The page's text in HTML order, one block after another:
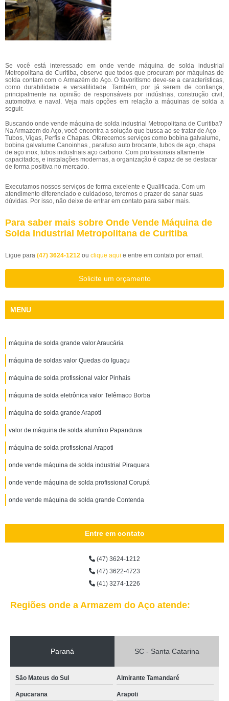
Se você está interessado em onde vende máquina de solda industrial
Metropolitana de Curitiba, observe que todos que procuram por máquinas de
solda contam com o Armazém do Aço. O favoritismo deve-se a características,
como durabilidade e versatilidade. Também, por já serem de confiança,
principalmente na opinião de responsáveis por indústrias, construção civil,
automotiva e naval. Veja mais opções em relação a máquinas de solda a
seguir.
Buscando onde vende máquina de solda industrial Metropolitana de Curitiba?
Na Armazem do Aço, você encontra a solução que busca ao se tratar de Aço -
Tubos, Vigas, Perfis e Chapas. Oferecemos serviços como bobina galvalume,
bobina galvalume Canoinhas , parafuso auto brocante, tubos de aço, chapa
de aço inox, tubos industriais aço carbono. Com profissionais altamente
capacitados, e instalações modernas, a organização é capaz de se destacar
de forma positiva no mercado.
Executamos nossos serviços de forma excelente e Qualificada. Com um
atendimento diferenciado e cuidadoso, teremos o prazer de sanar suas
dúvidas. Por isso, não deixe de entrar em contato para saber mais.
Para saber mais sobre Onde Vende Máquina de
Solda Industrial Metropolitana de Curitiba
Ligue para (47) 3624-1212 ou clique aqui e entre em contato por email.
Solicite um orçamento
MENU
máquina de solda grande valor Araucária
máquina de soldas valor Quedas do Iguaçu
máquina de solda profissional valor Pinhais
máquina de solda eletrônica valor Telêmaco Borba
máquina de solda grande Arapoti
valor de máquina de solda alumínio Papanduva
máquina de solda profissional Arapoti
onde vende máquina de solda industrial Piraquara
onde vende máquina de solda profissional Corupá
onde vende máquina de solda grande Contenda
Entre em contato
(47) 3624-1212
(47) 3622-4723
(41) 3274-1226
Regiões onde a Armazem do Aço atende:
Paraná SC - Santa Catarina
São Mateus do Sul Almirante Tamandaré
Apucarana Arapoti